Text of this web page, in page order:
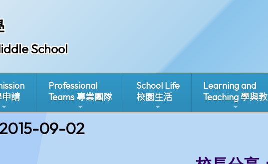
School
申請
Professional
Teams 專業團隊
School Life
校園生活
Learning and
Teaching 學與教
09-02